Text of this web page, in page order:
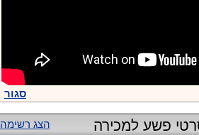
סגור
הצג רשימה פשע למכירה